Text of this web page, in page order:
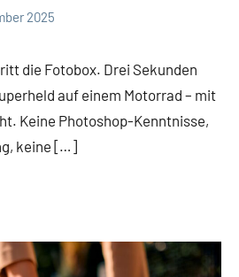
2025
die Fotobox. Drei Sekunden
auf einem Motorrad – mit
Keine Photoshop-Kenntnisse,
keine […]